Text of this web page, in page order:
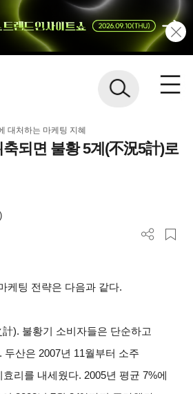
대처하는 마케팅 지혜
되면 불황 5계(不況5計)로
케팅 전략은 다음과 같다.
計). 불황기 소비자들은 단순하고
. 두산은 2007년 11월부터 소주
효리를 내세웠다. 2005년 평균 7%에